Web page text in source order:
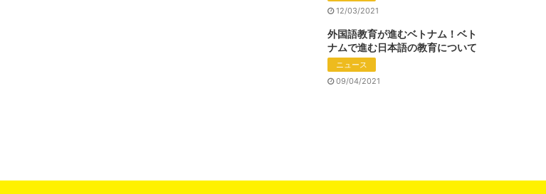
12/03/2021
外国語教育が進むベトナム！ベト
ナムで進む日本語の教育について
ニュース
09/04/2021